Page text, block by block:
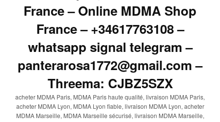
France – Online MDMA Shop
France – +34617763108 –
whatsapp signal telegram –
panterarosa1772@gmail.com –
Threema: CJBZ5SZX
acheter MDMA Paris, MDMA Paris haute qualité, livraison MDMA Paris,
acheter MDMA Lyon, MDMA Lyon fiable, livraison MDMA Lyon, acheter
MDMA Marseille, MDMA Marseille sécurisé, livraison MDMA Marseille,